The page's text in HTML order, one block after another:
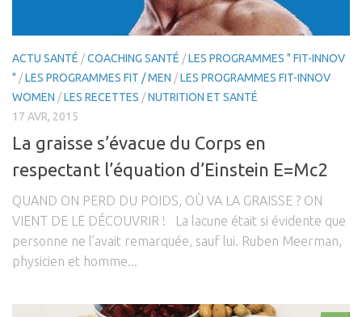
ACTU SANTÉ /COACHING SANTÉ /LES PROGRAMMES " FIT-INNOV
" /LES PROGRAMMES FIT / MEN /LES PROGRAMMES FIT-INNOV
WOMEN /LES RECETTES /NUTRITION ET SANTÉ
17 AVR, 2015
La graisse s’évacue du Corps en
respectant l’équation d’Einstein E=Mc2
QUAND ON PERD DU POIDS, OÙ VA LA GRAISSE ? ON
VIENT DE LE DÉCOUVRIR ! La lacune était si évidente que
personne ne l’avait remarquée, sauf lui. Ruben Meerman,
physicien et homme...